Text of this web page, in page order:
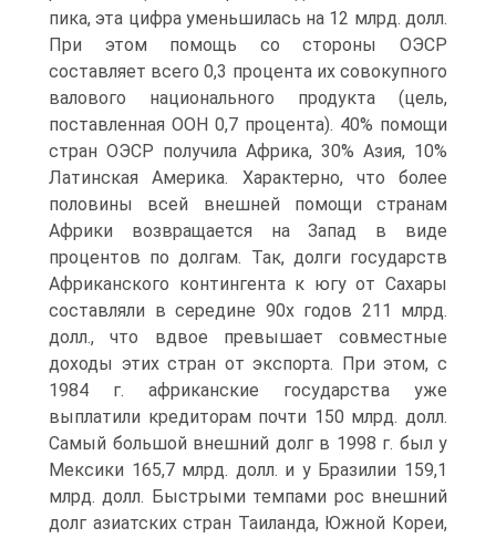
пика, эта цифра уменьшилась на 12 млрд. долл.
При этом помощь со стороны ОЭСР
составляет всего 0,3 процента их совокупного
валового национального продукта (цель,
поставленная ООН 0,7 процента). 40% помощи
стран ОЭСР получила Африка, 30% Азия, 10%
Латинская Америка. Характерно, что более
половины всей внешней помощи странам
Африки возвращается на Запад в виде
процентов по долгам. Так, долги государств
Африканского контингента к югу от Сахары
составляли в середине 90х годов 211 млрд.
долл., что вдвое превышает совместные
доходы этих стран от экспорта. При этом, с
1984 г. африканские государства уже
выплатили кредиторам почти 150 млрд. долл.
Самый большой внешний долг в 1998 г. был у
Мексики 165,7 млрд. долл. и у Бразилии 159,1
млрд. долл. Быстрыми темпами рос внешний
долг азиатских стран Таиланда, Южной Кореи,